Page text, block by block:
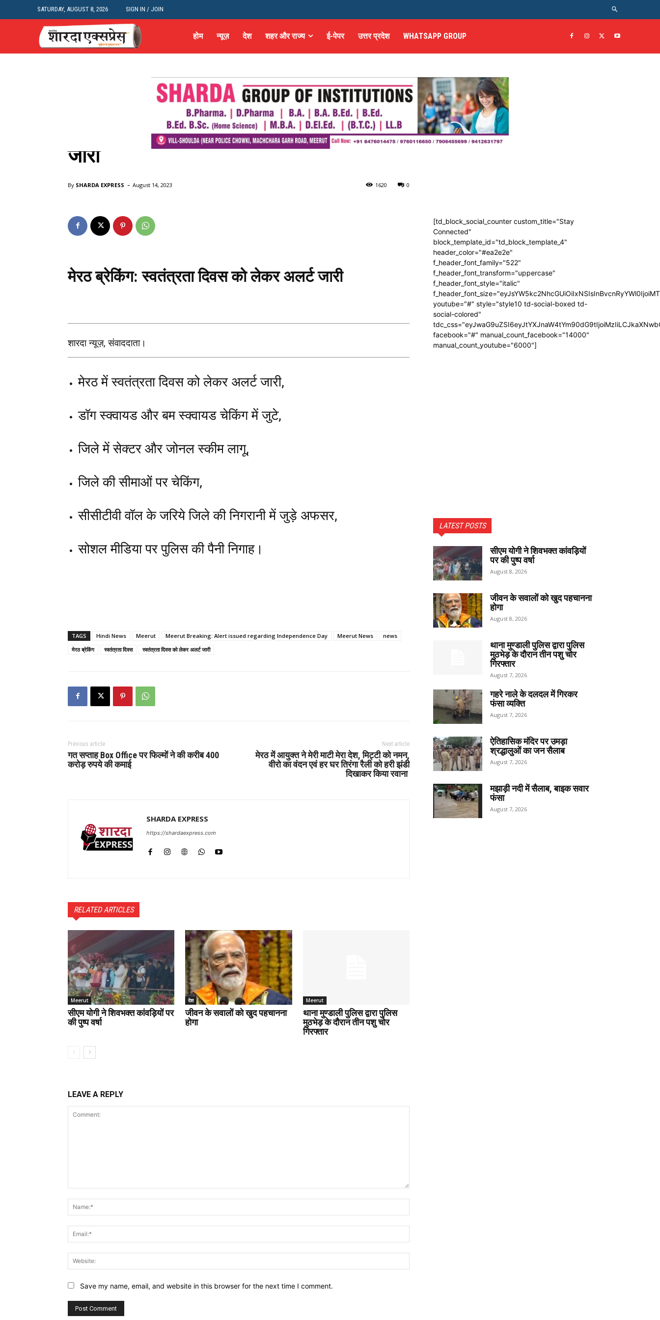
SATURDAY, AUGUST 8, 2026 SIGN IN / JOIN
होम न्यूज़ देश शहर और राज्य ई-पेपर उत्तर प्रदेश WHATSAPP GROUP
Meerut
मेरठ ब्रेकिंग: स्वतंत्रता दिवस को लेकर अलर्ट
जारी
By SHARDA EXPRESS - August 14, 2023 0
1620
मेरठ ब्रेकिंग: स्वतंत्रता दिवस को लेकर अलर्ट जारी
शारदा न्यूज़, संवाददाता।
मेरठ में स्वतंत्रता दिवस को लेकर अलर्ट जारी,
डॉग स्क्वायड और बम स्क्वायड चेकिंग में जुटे,
जिले में सेक्टर और जोनल स्कीम लागू,
जिले की सीमाओं पर चेकिंग,
सीसीटीवी वॉल के जरिये जिले की निगरानी में जुड़े अफसर,
सोशल मीडिया पर पुलिस की पैनी निगाह।
TAGS Hindi News Meerut Meerut Breaking: Alert issued regarding Independence Day Meerut News
news
मेरठ ब्रेकिंग
स्वतंत्रता दिवस स्वतंत्रता दिवस को लेकर अलर्ट जारी
Previous article
गत सप्ताह Box Office पर फिल्मों ने की करीब 400
करोड़ रुपये की कमाई
Next article
मेरठ में आयुक्त ने मेरी माटी मेरा देश, मिट्टी को नमन,
वीरो का वंदन एवं हर घर तिरंगा रैली को हरी झंडी
दिखाकर किया रवाना
SHARDA EXPRESS
https://shardaexpress.com
RELATED ARTICLES
Meerut
सीएम योगी ने शिवभक्त कांवड़ियों पर
की पुष्प वर्षा
देश
जीवन के सवालों को खुद पहचानना
होगा
Meerut
थाना मुण्डाली पुलिस द्वारा पुलिस
मुठभेड़ के दौरान तीन पशु चोर
गिरफ्तार
LEAVE A REPLY
Save my name, email, and website in this browser for the next time I comment.
[td_block_social_counter custom_title="Stay
Connected"
block_template_id="td_block_template_4"
header_color="#ea2e2e"
f_header_font_family="522"
f_header_font_transform="uppercase"
f_header_font_style="italic"
youtube="#" style="style10 td-social-boxed td-
social-colored"
facebook="#" manual_count_facebook="14000"
manual_count_youtube="6000"]
LATEST POSTS
सीएम योगी ने शिवभक्त कांवड़ियों
पर की पुष्प वर्षा
August 8, 2026
जीवन के सवालों को खुद पहचानना
होगा
August 8, 2026
थाना मुण्डाली पुलिस द्वारा पुलिस
मुठभेड़ के दौरान तीन पशु चोर
गिरफ्तार
August 7, 2026
गहरे नाले के दलदल में गिरकर
फंसा व्यक्ति
August 7, 2026
ऐतिहासिक मंदिर पर उमड़ा
श्रद्धालुओं का जन सैलाब
August 7, 2026
मझाड़ी नदी में सैलाब, बाइक सवार
फंसा
August 7, 2026